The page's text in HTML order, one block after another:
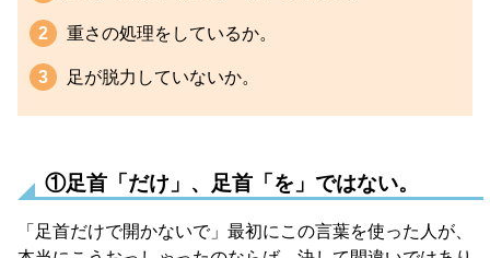
重さの処理をしているか。
足が脱力していないか。
①足首「だけ」、足首「を」ではない。
「足首だけで開かないで」最初にこの言葉を使った人が、